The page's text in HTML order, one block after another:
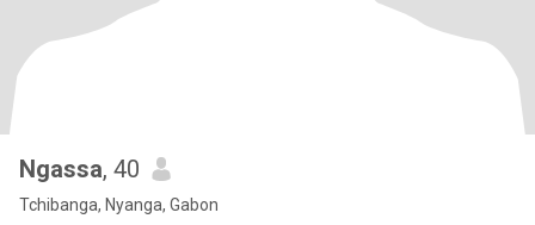
Ngassa, 40
Tchibanga, Nyanga, Gabon